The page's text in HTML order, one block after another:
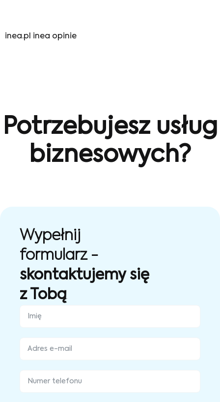
inea.pl inea opinie
Potrzebujesz usług
biznesowych?
Wypełnij
formularz -
skontaktujemy się
z Tobą